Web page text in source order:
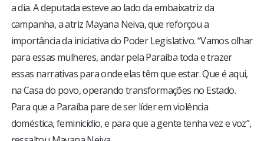
a dia. A deputada esteve ao lado da embaixatriz da
campanha, a atriz Mayana Neiva, que reforçou a
importância da iniciativa do Poder Legislativo. “Vamos olhar
para essas mulheres, andar pela Paraíba toda e trazer
essas narrativas para onde elas têm que estar. Que é aqui,
na Casa do povo, operando transformações no Estado.
Para que a Paraíba pare de ser líder em violência
doméstica, feminicídio, e para que a gente tenha vez e voz”,